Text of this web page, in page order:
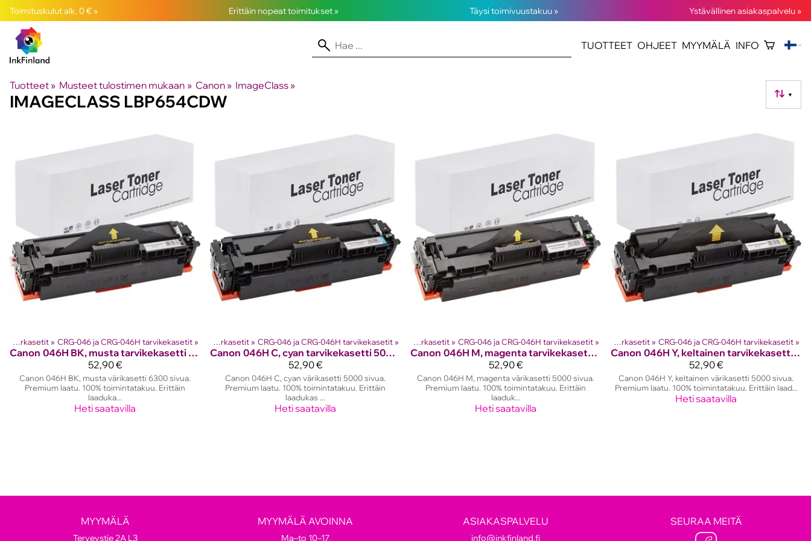
Toimituskulut alk. 0 € » Erittäin nopeat toimitukset » Täysi toimivuustakuu » Ystävällinen asiakaspalvelu »
TUOTTEET OHJEET MYYMÄLÄ INFO
Tuotteet ‪» Musteet tulostimen mukaan ‪» Canon ‪» ImageClass ‪»
▼
IMAGECLASS LBP654CDW
Canon laserkasetit ‪» CRG-046 ja CRG-046H tarvikekasetit ‪»
Canon
046H BK, musta tarvikekasetti 6300 sivua.
52,90 €
Canon 046H BK, musta värikasetti 6300 sivua.
Premium laatu. 100% toimintatakuu. Erittäin
laaduka...
Heti saatavilla
Tuotteet ‪»Lasertulostinten värikasetit‪» Canon laserkasetit ‪» CRG-046 ja CRG-046H tarvikekasetit ‪»
Canon
046H C, cyan tarvikekasetti 5000 sivua.
52,90 €
Canon 046H C, cyan värikasetti 5000 sivua.
Premium laatu. 100% toimintatakuu. Erittäin
laadukas ...
Heti saatavilla
Tuotteet ‪»Lasertulostinten värikasetit‪» Canon laserkasetit ‪» CRG-046 ja CRG-046H tarvikekasetit ‪»
Canon
046H M, magenta tarvikekasetti 5000 sivua.
52,90 €
Canon 046H M, magenta värikasetti 5000 sivua.
Premium laatu. 100% toimintatakuu. Erittäin
laaduk...
Heti saatavilla
Tuotteet ‪»Lasertulostinten värikasetit‪» Canon laserkasetit ‪» CRG-046 ja CRG-046H tarvikekasetit ‪»
Canon
046H Y, keltainen tarvikekasetti 5000 sivua.
52,90 €
Canon 046H Y, keltainen värikasetti 5000 sivua.
Premium laatu. 100% toimintatakuu. Erittäin laad...
Heti saatavilla
MYYMÄLÄ
Terveystie 2A L3
MYYMÄLÄ AVOINNA
Ma–to 10–17
ASIAKASPALVELU
info@inkfinland.fi
SEURAA MEITÄ